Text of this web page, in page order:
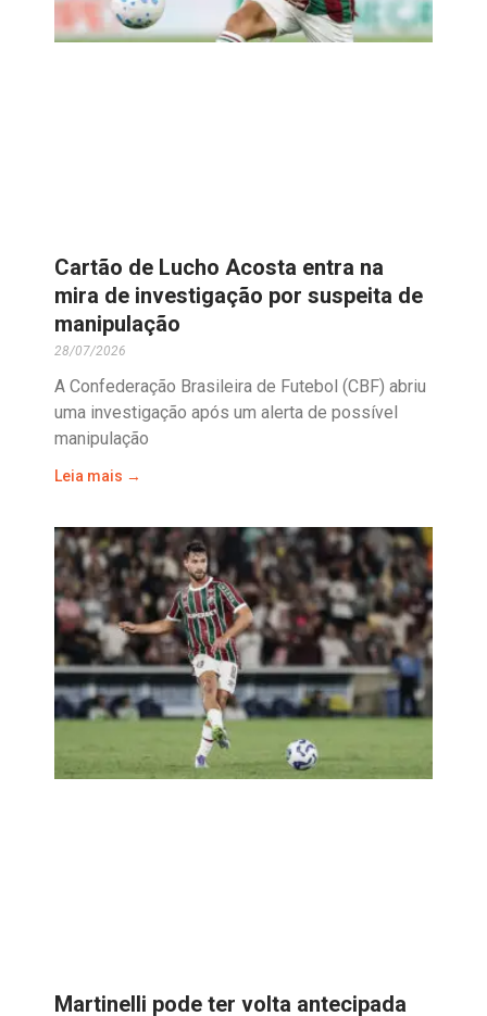
Cartão de Lucho Acosta entra na
mira de investigação por suspeita de
manipulação
28/07/2026
A Confederação Brasileira de Futebol (CBF) abriu
uma investigação após um alerta de possível
manipulação
Leia mais →
Martinelli pode ter volta antecipada